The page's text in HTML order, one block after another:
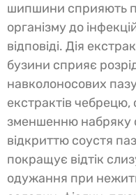
шипшини сприяють
організму до
відповіді. Дія
бузини сприяє
навколоносових
екстрактів
зменшенню набряку
відкриттю соустя
покращує відтік
одужання при